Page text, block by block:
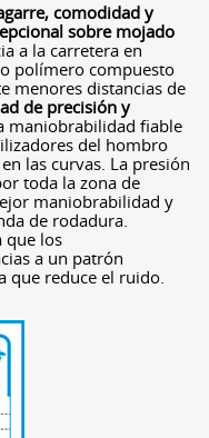
comodidad y
sobre mojado
a la carretera en
polímero compuesto
menores distancias de
de precisión y
maniobrabilidad fiable
del hombro
las curvas. La presión
toda la zona de
maniobrabilidad y
de rodadura.
que los
a un patrón
que reduce el ruido.